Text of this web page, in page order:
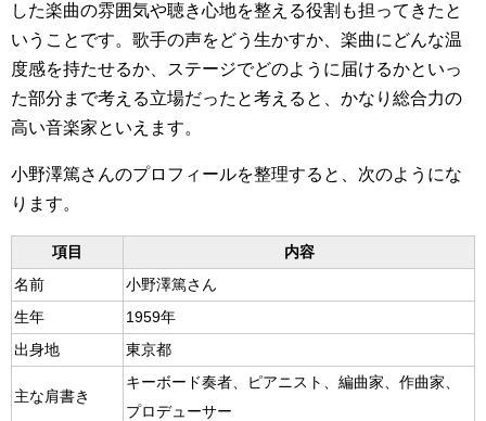
した楽曲の雰囲気や聴き心地を整える役割も担ってきたと
いうことです。歌手の声をどう生かすか、楽曲にどんな温
度感を持たせるか、ステージでどのように届けるかといっ
た部分まで考える立場だったと考えると、かなり総合力の
高い音楽家といえます。
小野澤篤さんのプロフィールを整理すると、次のようにな
ります。
項目
内容
名前
小野澤篤さん
生年
1959年
出身地
東京都
主な肩書き
キーボード奏者、ピアニスト、編曲家、作曲家、
プロデューサー